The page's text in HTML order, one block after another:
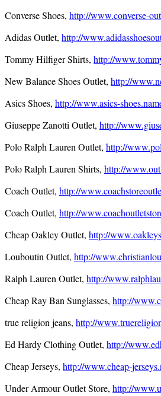
Converse Shoes, http://www.converse-
Adidas Outlet, http://
Tommy Hilfiger Shirts, http://
New Balance Shoes Outlet, http://
Asics Shoes, http://www.asics-
Giuseppe Zanotti Outlet, http://
Polo Ralph Lauren Outlet, http://
Polo Ralph Lauren Shirts, http://
Coach Outlet, http://
Coach Outlet, http://
Cheap Oakley Outlet, http://
Louboutin Outlet, http://
Ralph Lauren Outlet, http://
Cheap Ray Ban Sunglasses, http://
true religion jeans, http://
Ed Hardy Clothing Outlet, http://
Cheap Jerseys, http://www.cheap-
Under Armour Outlet Store, http://